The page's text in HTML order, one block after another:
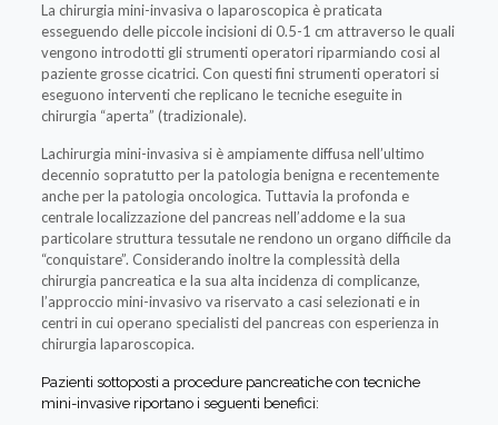
La chirurgia mini-invasiva o laparoscopica è praticata
esseguendo delle piccole incisioni di 0.5-1 cm attraverso le quali
vengono introdotti gli strumenti operatori riparmiando cosi al
paziente grosse cicatrici. Con questi fini strumenti operatori si
eseguono interventi che replicano le tecniche eseguite in
chirurgia “aperta” (tradizionale).
Lachirurgia mini-invasiva si è ampiamente diffusa nell’ultimo
decennio sopratutto per la patologia benigna e recentemente
anche per la patologia oncologica. Tuttavia la profonda e
centrale localizzazione del pancreas nell’addome e la sua
particolare struttura tessutale ne rendono un organo difficile da
“conquistare”. Considerando inoltre la complessità della
chirurgia pancreatica e la sua alta incidenza di complicanze,
l’approccio mini-invasivo va riservato a casi selezionati e in
centri in cui operano specialisti del pancreas con esperienza in
chirurgia laparoscopica.
Pazienti sottoposti a procedure pancreatiche con tecniche
mini-invasive riportano i seguenti benefici: